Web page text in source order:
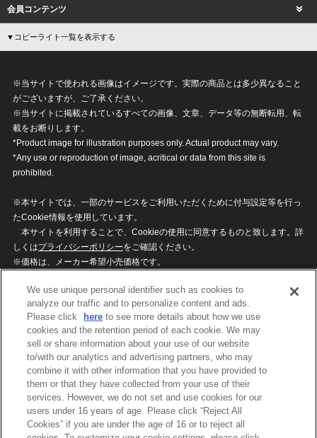
会員コンテンツ
▼コピーライト一覧を表示する
※当サイトで使われる画像はイメージです。実際の商品とは多少異なること
がございますが、ご了承ください。
※当サイトに掲載されているすべての画像、文章、データ等の無断転用、転
載をお断りします。
*Product image for illustration purposes only. Actual product may vary.
*Any use or reproduction of image, acritical or data from this site is
prohibited.
※本サイトでは、一部のサービスをご利用いただくために付与設定等を行っ
たCookie情報を使用しています。
本サイトを利用することで、Cookieの使用に同意するものと致します。詳
しくはプライバシーポリシーをご確認ください。
※価格は、メーカー希望小売価格です。
ざいますのでご了承ください。
privacypolicy
Do Not Sell or Share My
Personal Information
ウェブサイトご利用条件
ソーシャルメディアポリシー
個人情報保護方針
お問い合わせ
©BANDAI
We use unique personal identifier such as cookies to
analyze our traffic and to personalize content and ads.
Please click
here to see more details about how we use
cookies and the retention period of each cookie. We may
sell or share information about your use of our website
to/with our analytics and advertising partners, who may
combine it with other information that you have provided to
them or that they have collected from your use of their
services. However, we do not set and use cookies for our
users under 16 years of age. Please click “Reject All
Cookies” if you are under the age of 16 or to reject all